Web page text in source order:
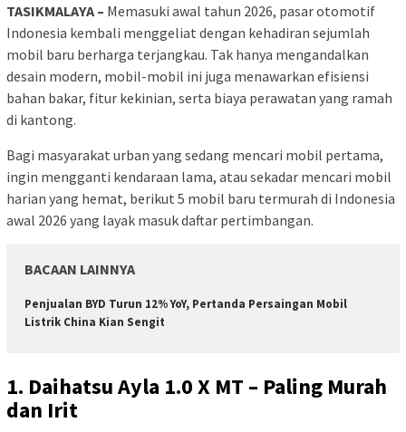
TASIKMALAYA – Memasuki awal tahun 2026, pasar otomotif
Indonesia kembali menggeliat dengan kehadiran sejumlah
mobil baru berharga terjangkau. Tak hanya mengandalkan
desain modern, mobil-mobil ini juga menawarkan efisiensi
bahan bakar, fitur kekinian, serta biaya perawatan yang ramah
di kantong.
Bagi masyarakat urban yang sedang mencari mobil pertama,
ingin mengganti kendaraan lama, atau sekadar mencari mobil
harian yang hemat, berikut 5 mobil baru termurah di Indonesia
awal 2026 yang layak masuk daftar pertimbangan.
BACAAN LAINNYA
Penjualan BYD Turun 12% YoY, Pertanda Persaingan Mobil
Listrik China Kian Sengit
1. Daihatsu Ayla 1.0 X MT – Paling Murah
dan Irit